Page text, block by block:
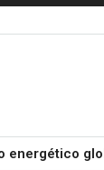
energético